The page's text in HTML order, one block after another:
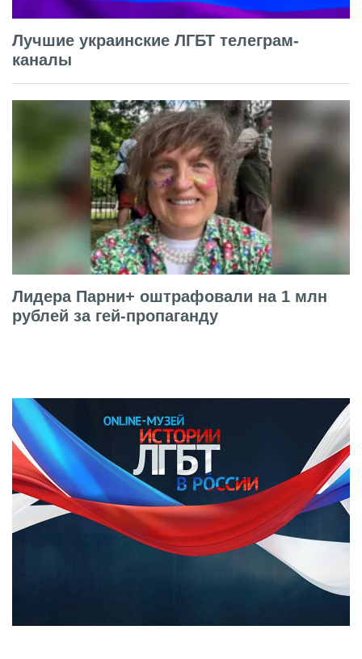
Лучшие украинские ЛГБТ телеграм-
каналы
Лидера Парни+ оштрафовали на 1 млн
рублей за гей-пропаганду